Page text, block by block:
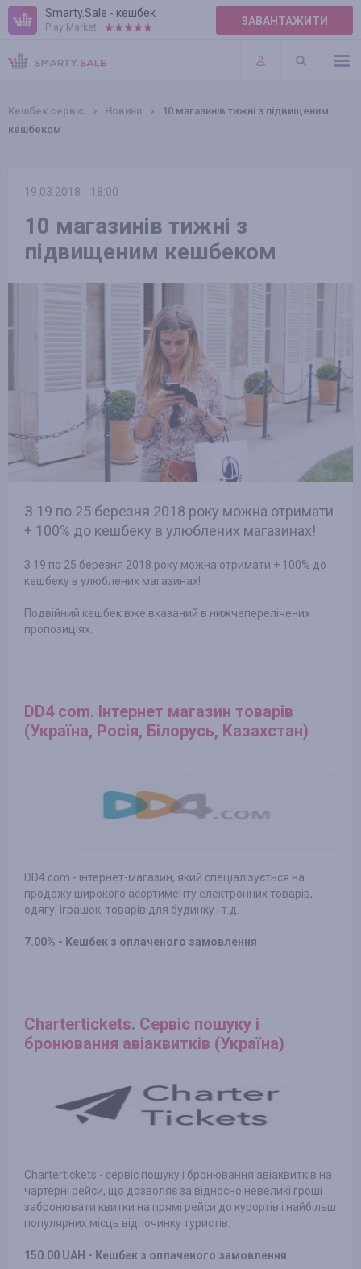
Smarty.Sale - кешбек
Play Market: ЗАВАНТАЖИТИ
ПРАВИЛА
ПЛАГІНИ
Кешбек сервіс Новини
10 магазинів тижні з підвищеним
кешбеком
19.03.2018 18:00
10 магазинів тижні з
підвищеним кешбеком
З 19 по 25 березня 2018 року можна отримати
+ 100% до кешбеку в улюблених магазинах!
З 19 по 25 березня 2018 року можна отримати + 100% до
кешбеку в улюблених магазинах!
Подвійний кешбек вже вказаний в нижчеперелічених
пропозиціях.
DD4 com. Інтернет магазин товарів
(Україна, Росія, Білорусь, Казахстан)
DD4 com - інтернет-магазин, який спеціалізується на
продажу широкого асортименту електронних товарів,
одягу, іграшок, товарів для будинку і т.д.
7.00% - Кешбек з оплаченого замовлення
Chartertickets. Сервіс пошуку і
бронювання авіаквитків (Україна)
Chartertickets - сервіс пошуку і бронювання авіаквитків на
чартерні рейси, що дозволяє за відносно невеликі гроші
забронювати квитки на прямі рейси до курортів і найбільш
популярних місць відпочинку туристів.
150.00 UAH - Кешбек з оплаченого замовлення